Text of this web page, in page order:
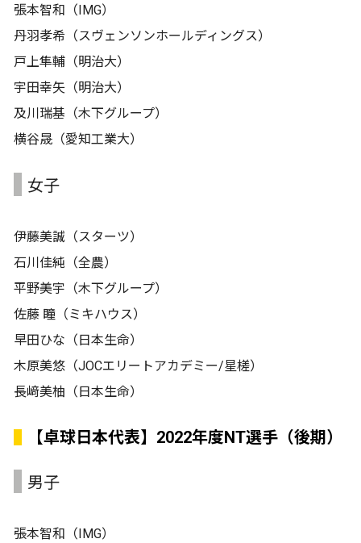
張本智和（IMG）
丹羽孝希（スヴェンソンホールディングス）
戸上隼輔（明治大）
宇田幸矢（明治大）
及川瑞基（木下グループ）
横谷晟（愛知工業大）
女子
伊藤美誠（スターツ）
石川佳純（全農）
平野美宇（木下グループ）
佐藤 瞳（ミキハウス）
早田ひな（日本生命）
木原美悠（JOCエリートアカデミー/星槎）
長﨑美柚（日本生命）
【卓球日本代表】2022年度NT選手（後期）
男子
張本智和（IMG）